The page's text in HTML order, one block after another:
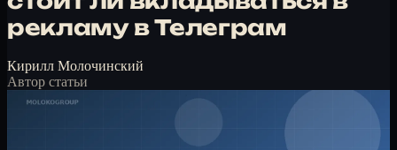
рекламу в Телеграм
Кирилл Молочинский
Автор статьи